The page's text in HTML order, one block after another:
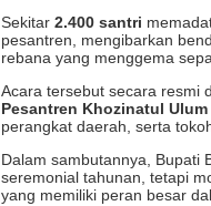
Sekitar 2.400 santri
pesantren, mengibarkan
rebana yang menggema
Acara tersebut secara resmi
Pesantren Khozinatul
perangkat daerah, serta
Dalam sambutannya, Bupati
seremonial tahunan, tetapi
yang memiliki peran besar